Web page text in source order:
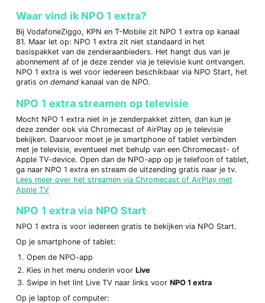
Waar vind ik NPO 1 extra?
Bij VodafoneZiggo, KPN en T-Mobile zit NPO 1 extra op kanaal
81. Maar let op: NPO 1 extra zit niet standaard in het
basispakket van de zenderaanbieders. Het hangt dus van je
abonnement af of je deze zender via je televisie kunt ontvangen.
NPO 1 extra is wel voor iedereen beschikbaar via NPO Start, het
gratis on demandkanaal van de NPO.
NPO 1 extra streamen op televisie
Mocht NPO 1 extra niet in je zenderpakket zitten, dan kun je
deze zender ook via Chromecast of AirPlay op je televisie
bekijken. Daarvoor moet je je smartphone of tablet verbinden
met je televisie, eventueel met behulp van een Chromecast- of
Apple TV-device. Open dan de NPO-app op je telefoon of tablet,
ga naar NPO 1 extra en stream de uitzending gratis naar je tv.
Lees meer over het streamen via Chromecast of AirPlay met
Apple TV
NPO 1 extra via NPO Start
NPO 1 extra is voor iedereen gratis te bekijken via NPO Start.
Op je smartphone of tablet:
Open de NPO-app
Kies in het menu onderin voor Live
Swipe in het lint Live TV naar links voor NPO 1 extra
Op je laptop of computer: